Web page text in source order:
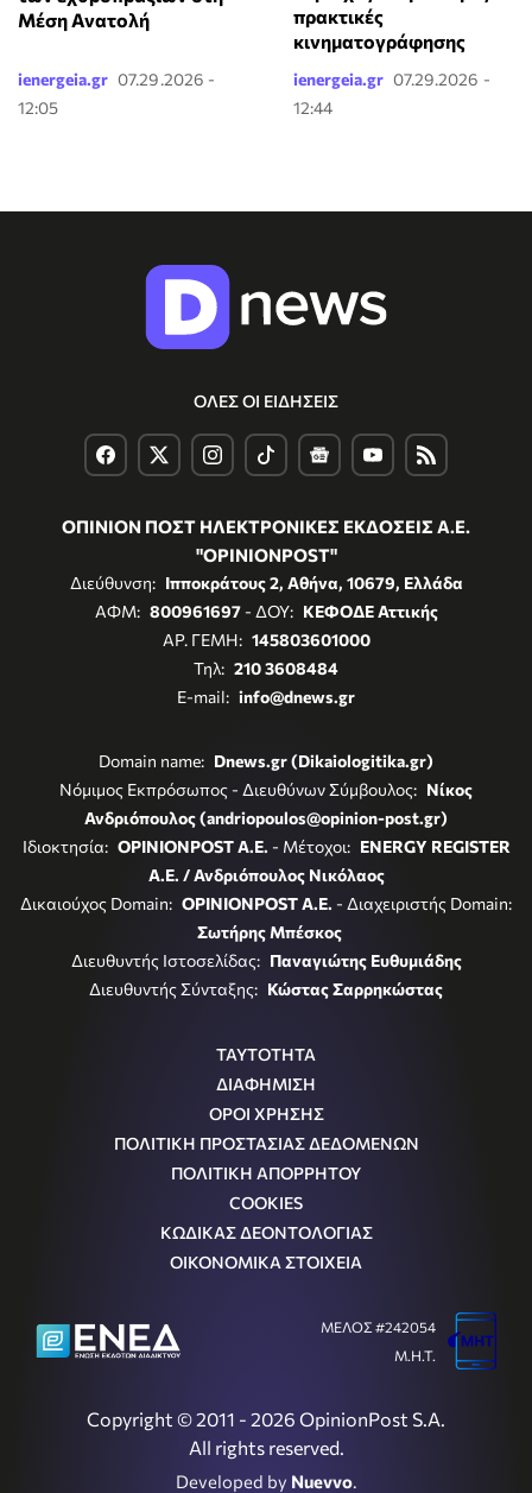
Μέση Ανατολή
ienergeia.gr 07.29.2026 -
12:05
πρακτικές
κινηματογράφησης
ienergeia.gr 07.29.2026 -
12:44
ΟΛΕΣ ΟΙ ΕΙΔΗΣΕΙΣ
ΟΠΙΝΙΟΝ ΠΟΣΤ ΗΛΕΚΤΡΟΝΙΚΕΣ ΕΚΔΟΣΕΙΣ Α.Ε.
"OPINIONPOST"
Διεύθυνση: Ιπποκράτους 2, Αθήνα, 10679, Ελλάδα
ΑΦΜ: 800961697- ΔΟΥ: ΚΕΦΟΔΕ Αττικής
ΑΡ. ΓΕΜΗ: 145803601000
Τηλ: 210 3608484
E-mail: info@dnews.gr
Domain name: Dnews.gr (Dikaiologitika.gr)
Νόμιμος Εκπρόσωπος - Διευθύνων Σύμβουλος: Νίκος
Ανδριόπουλος (andriopoulos@opinion-post.gr)
Ιδιοκτησία: OPINIONPOST A.E. - Μέτοχοι: ENERGY REGISTER
Α.Ε. / Ανδριόπουλος Νικόλαος
Δικαιούχος Domain: OPINIONPOST A.E. - Διαχειριστής Domain:
Σωτήρης Μπέσκος
Διευθυντής Ιστοσελίδας: Παναγιώτης Ευθυμιάδης
Διευθυντής Σύνταξης: Κώστας Σαρρηκώστας
ΤΑΥΤΟΤΗΤΑ
ΔΙΑΦΗΜΙΣΗ
ΟΡΟΙ ΧΡΗΣΗΣ
ΠΟΛΙΤΙΚΗ ΠΡΟΣΤΑΣΙΑΣ ΔΕΔΟΜΕΝΩΝ
ΠΟΛΙΤΙΚΗ ΑΠΟΡΡΗΤΟΥ
COOKIES
ΚΩΔΙΚΑΣ ΔΕΟΝΤΟΛΟΓΙΑΣ
ΟΙΚΟΝΟΜΙΚΑ ΣΤΟΙΧΕΙΑ
Copyright © 2011 - 2026 OpinionPost S.A.
All rights reserved.
Developed by Nuevvo.
ΜΕΛΟΣ #242054
Μ.Η.Τ.